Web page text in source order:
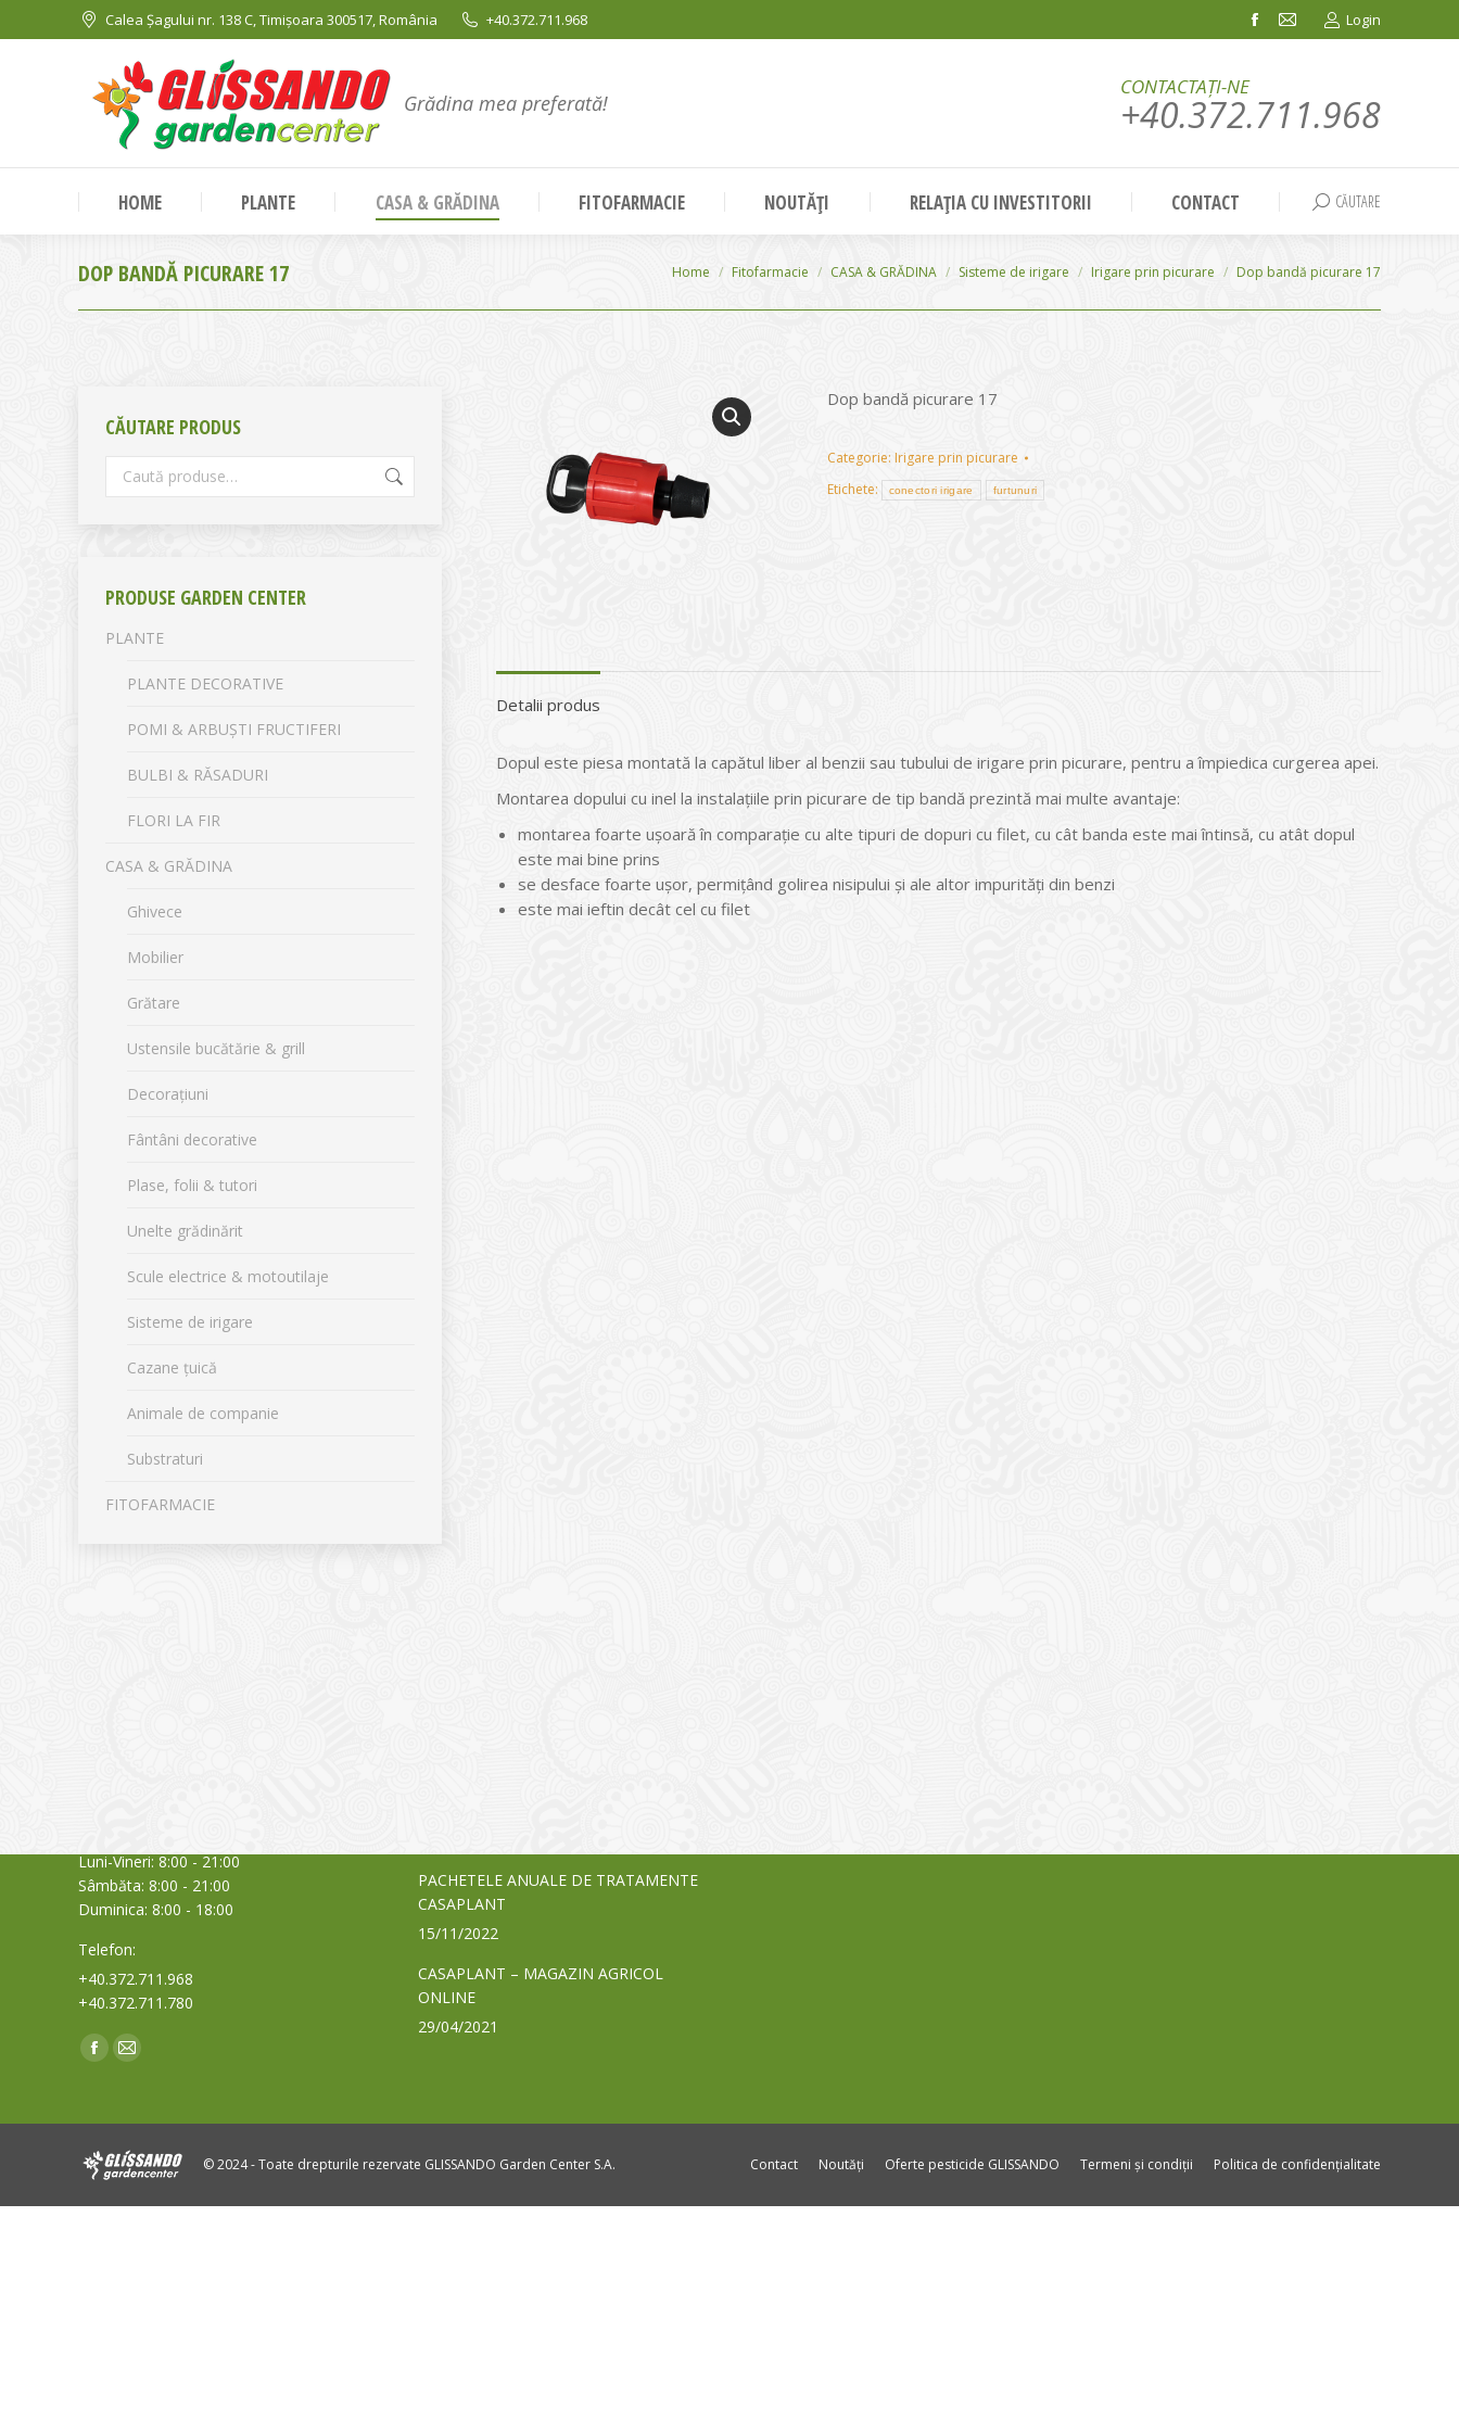
Calea Șagului nr. 138 C, Timișoara 300517, România +40.372.711.968
Facebook
in
window
Mail
in
window
Login
Grădina mea preferată!
CONTACTAȚI-NE
+40.372.711.968
HOME PLANTE CASA & GRĂDINA FITOFARMACIE NOUTĂȚI RELAȚIA CU INVESTITORII CONTACT Search:
CĂUTARE
DOP BANDĂ PICURARE 17 You are here:
Home Fitofarmacie CASA & GRĂDINA Sisteme de irigare Irigare prin picurare Dop bandă picurare 17
Dop bandă picurare 17
Categorie: Irigare prin picurare
Etichete:
conectori irigare furtunuri
Detalii produs
Dopul este piesa montată la capătul liber al benzii sau tubului de irigare prin picurare, pentru a împiedica curgerea apei.
Montarea dopului cu inel la instalațiile prin picurare de tip bandă prezintă mai multe avantaje:
montarea foarte ușoară în comparație cu alte tipuri de dopuri cu filet, cu cât banda este mai întinsă, cu atât dopul
este mai bine prins
se desface foarte ușor, permițând golirea nisipului și ale altor impurități din benzi
este mai ieftin decât cel cu filet
CĂUTARE PRODUS
PRODUSE GARDEN CENTER
PLANTE
PLANTE DECORATIVE
POMI & ARBUȘTI FRUCTIFERI
BULBI & RĂSADURI
FLORI LA FIR
CASA & GRĂDINA
Ghivece
Mobilier
Grătare
Ustensile bucătărie & grill
Decorațiuni
Fântâni decorative
Plase, folii & tutori
Unelte grădinărit
Scule electrice & motoutilaje
Sisteme de irigare
Cazane țuică
Animale de companie
Substraturi
FITOFARMACIE
Luni-Vineri: 8:00 - 21:00
Sâmbăta: 8:00 - 21:00
Duminica: 8:00 - 18:00
Telefon:
+40.372.711.968
+40.372.711.780
Find us on:
Facebook
new
Mail
new
PACHETELE ANUALE DE TRATAMENTE
CASAPLANT
15/11/2022
CASAPLANT – MAGAZIN AGRICOL
ONLINE
29/04/2021
© 2024 - Toate drepturile rezervate GLISSANDO Garden Center S.A. Contact Noutăți Oferte pesticide GLISSANDO Termeni și condiții Politica de confidențialitate